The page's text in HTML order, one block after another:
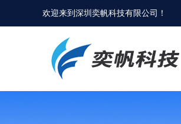
欢迎来到深圳奕帆科技有限公司 ！